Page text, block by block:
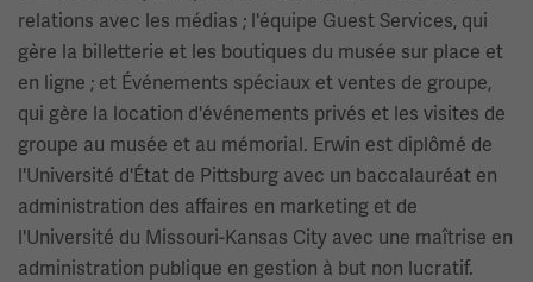
relations avec les médias ; l'équipe Guest Services, qui
gère la billetterie et les boutiques du musée sur place et
en ligne ; et Événements spéciaux et ventes de groupe,
qui gère la location d'événements privés et les visites de
groupe au musée et au mémorial. Erwin est diplômé de
l'Université d'État de Pittsburg avec un baccalauréat en
administration des affaires en marketing et de
l'Université du Missouri-Kansas City avec une maîtrise en
administration publique en gestion à but non lucratif.